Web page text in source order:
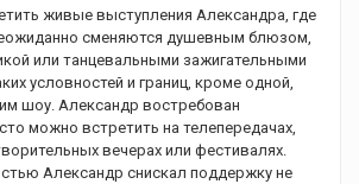
живые выступления Александра, где
сменяются душевным блюзом,
или танцевальными зажигательными
условностей и границ, кроме одной,
шоу. Александр востребован
можно встретить на телепередачах,
вечерах или фестивалях.
Александр снискал поддержку не